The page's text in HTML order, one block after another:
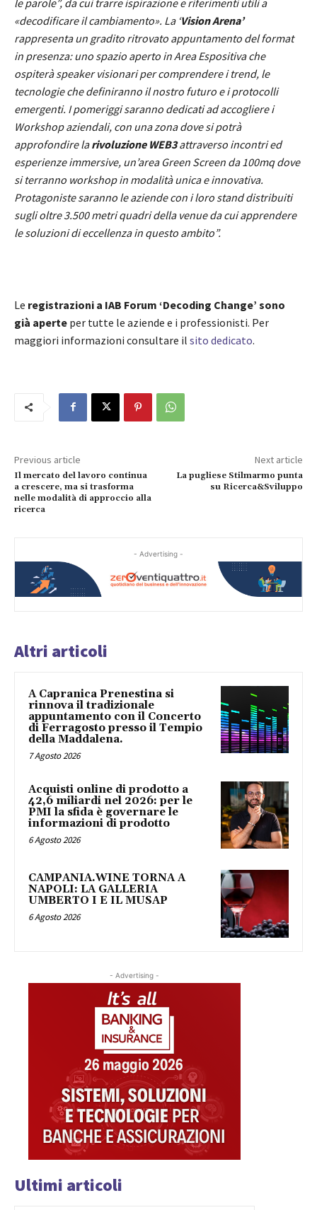
«decodificare il cambiamento». La ‘Vision Arena’
rappresenta un gradito ritrovato appuntamento del format
in presenza: uno spazio aperto in Area Espositiva che
ospiterà speaker visionari per comprendere i trend, le
tecnologie che definiranno il nostro futuro e i protocolli
emergenti. I pomeriggi saranno dedicati ad accogliere i
Workshop aziendali, con una zona dove si potrà
approfondire larivoluzione WEB3attraverso incontri ed
esperienze immersive, un’area Green Screen da 100mq dove
si terranno workshop in modalità unica e innovativa.
Protagoniste saranno le aziende con i loro stand distribuiti
sugli oltre 3.500 metri quadri della venue da cui apprendere
le soluzioni di eccellenza in questo ambito”.
Le registrazioni a IAB Forum ‘Decoding Change’ sono
già aperte per tutte le aziende e i professionisti. Per
maggiori informazioni consultare il sito dedicato.
Previous article
Il mercato del lavoro continua
a crescere, ma si trasforma
nelle modalità di approccio alla
ricerca
Next article
La pugliese Stilmarmo punta
su Ricerca&Sviluppo
- Advertising -
Altri articoli
A Capranica Prenestina si
rinnova il tradizionale
appuntamento con il Concerto
di Ferragosto presso il Tempio
della Maddalena.
7 Agosto 2026
Acquisti online di prodotto a
42,6 miliardi nel 2026: per le
PMI la sfida è governare le
informazioni di prodotto
6 Agosto 2026
CAMPANIA.WINE TORNA A
NAPOLI: LA GALLERIA
UMBERTO I E IL MUSAP
6 Agosto 2026
- Advertising -
Ultimi articoli